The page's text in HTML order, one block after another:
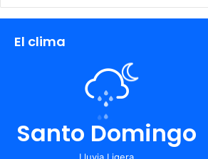
El clima
Santo Domingo
Lluvia Ligera